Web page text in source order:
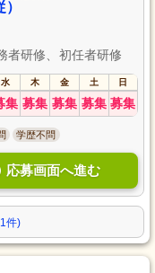
者研修、初任者研修
水 木 金 土 日
集 募集 募集 募集 募集
学歴不問
応募画面へ進む
件)